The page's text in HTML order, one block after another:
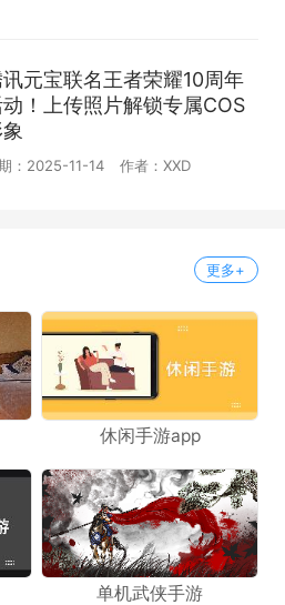
讯元宝联名王者荣耀10周年
！上传照片解锁专属COS
：2025-11-14 作者：XXD
更多+
休闲手游app
单机武侠手游